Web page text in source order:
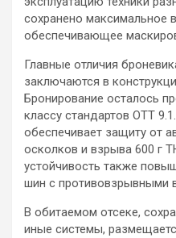
сохранено максимальное
обеспечивающее
Главные отличия
заключаются в
Бронирование осталось
классу стандартов ОТТ
обеспечивает защиту от
осколков и взрыва 600 г
устойчивость также
шин с противовзрывными
В обитаемом отсеке,
иные системы,